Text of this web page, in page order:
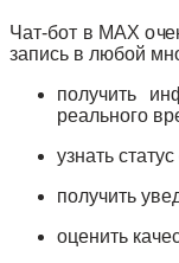
Чат-бот в МАХ
запись в любой
получить
реального
узнать
получить
оценить